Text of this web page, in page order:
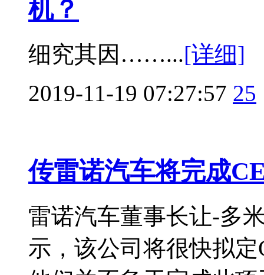
机？
细究其因……...[详细]
2019-11-19 07:27:57 25
传雷诺汽车将完成
雷诺汽车董事长让-多
示，该公司将很快拟